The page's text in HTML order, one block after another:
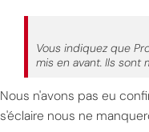
Vous indiquez que
mis en avant. Ils
Nous n'avons pas eu
s'éclaire nous ne